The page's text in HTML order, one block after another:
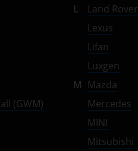
(GWM)
L
Land Rover
Lexus
Lifan
Luxgen
M Mazda
Mercedes
MINI
Mitsubishi